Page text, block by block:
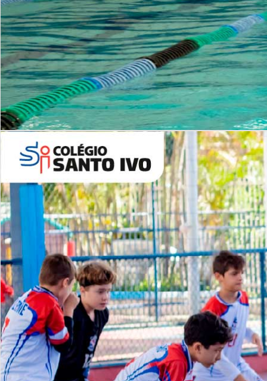
Período Integral | Saiba mais
INSTITUCIONAL
Lista de vídeos
NOSSOCANAL